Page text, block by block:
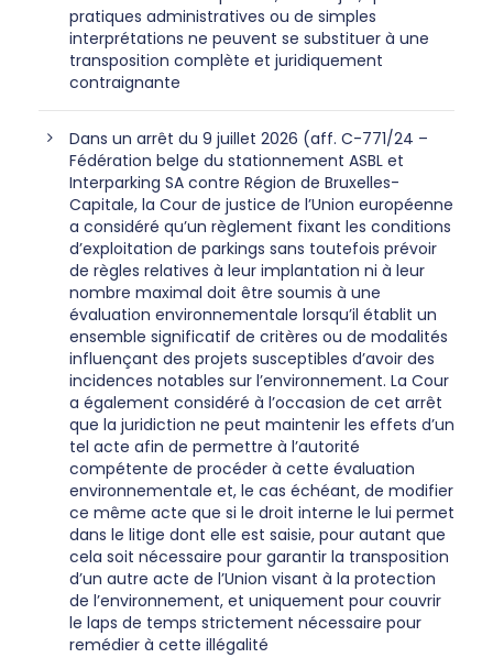
pratiques administratives ou de simples
interprétations ne peuvent se substituer à une
transposition complète et juridiquement
contraignante
Dans un arrêt du 9 juillet 2026 (aff. C-771/24 –
Fédération belge du stationnement ASBL et
Interparking SA contre Région de Bruxelles-
Capitale, la Cour de justice de l’Union européenne
a considéré qu’un règlement fixant les conditions
d’exploitation de parkings sans toutefois prévoir
de règles relatives à leur implantation ni à leur
nombre maximal doit être soumis à une
évaluation environnementale lorsqu’il établit un
ensemble significatif de critères ou de modalités
influençant des projets susceptibles d’avoir des
incidences notables sur l’environnement. La Cour
a également considéré à l’occasion de cet arrêt
que la juridiction ne peut maintenir les effets d’un
tel acte afin de permettre à l’autorité
compétente de procéder à cette évaluation
environnementale et, le cas échéant, de modifier
ce même acte que si le droit interne le lui permet
dans le litige dont elle est saisie, pour autant que
cela soit nécessaire pour garantir la transposition
d’un autre acte de l’Union visant à la protection
de l’environnement, et uniquement pour couvrir
le laps de temps strictement nécessaire pour
remédier à cette illégalité